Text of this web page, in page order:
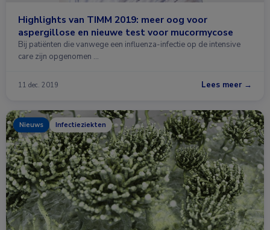
Highlights van TIMM 2019: meer oog voor
aspergillose en nieuwe test voor mucormycose
Bij patiënten die vanwege een influenza-infectie op de intensive
care zijn opgenomen …
11 dec. 2019 Lees meer →
Nieuws Infectieziekten